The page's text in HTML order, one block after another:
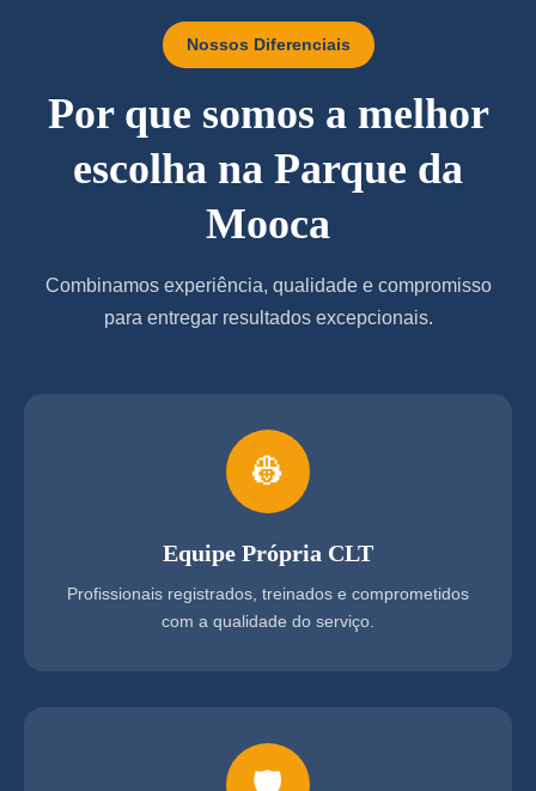
Nossos Diferenciais
Por que somos a melhor
escolha na Parque da
Mooca
Combinamos experiência, qualidade e compromisso
para entregar resultados excepcionais.
👷
Equipe Própria CLT
Profissionais registrados, treinados e comprometidos
com a qualidade do serviço.